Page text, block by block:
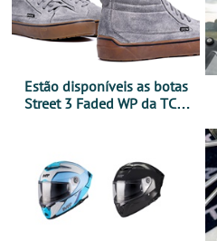
Estão disponíveis as botas
Street 3 Faded WP da TCX